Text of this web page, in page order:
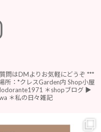
問はDMよりお気軽にどうぞ ***
所：*クレスGarden内 Shop小屋
＊shopブログ ▶︎
＊私の日々雑記